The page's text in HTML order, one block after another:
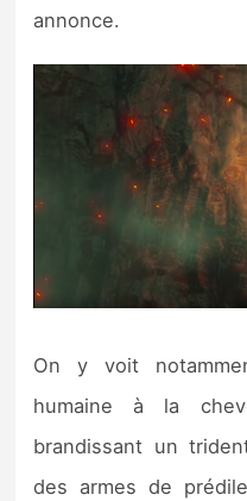
annonce.
On y voit
humaine à la
brandissant un
des armes de